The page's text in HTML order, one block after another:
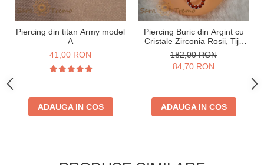
Piercing din titan Army model
A
41,00 RON
ADAUGA IN COS
Piercing Buric din Argint cu
Cristale Zirconia Roșii, Tijă
Groasă
182,00 RON
84,70 RON
ADAUGA IN COS